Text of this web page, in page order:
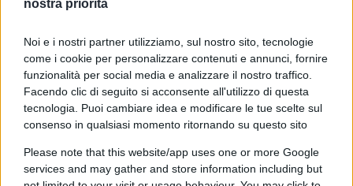
nostra priorità
Noi e i nostri partner utilizziamo, sul nostro sito, tecnologie
come i cookie per personalizzare contenuti e annunci, fornire
funzionalità per social media e analizzare il nostro traffico.
Facendo clic di seguito si acconsente all'utilizzo di questa
tecnologia. Puoi cambiare idea e modificare le tue scelte sul
consenso in qualsiasi momento ritornando su questo sito
Please note that this website/app uses one or more Google
services and may gather and store information including but
27% maggiore rispetto al gruppo di controllo
L’approvazione non è arrivata senza controversie.
In primis, studi precedentemente effettuati non
hanno dimostrato un rallentamento del morbo
statisticamente significativo. In secondo luogo,